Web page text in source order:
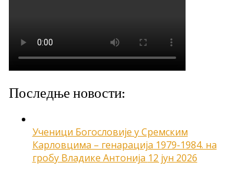
Последње новости:
Ученици Богословије у Сремским
Карловцима – генарација 1979-1984. на
гробу Владике Антонија 12 јун 2026